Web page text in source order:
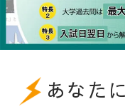
さらに、通常の講座
容が洗練されていて
きました。これら
理のない量で自分
あなた